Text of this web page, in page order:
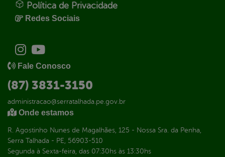
Política de Privacidade
Redes Sociais
Fale Conosco
(87) 3831-3150
administracao@serratalhada.pe.gov.br
Onde estamos
R. Agostinho Nunes de Magalhães, 125 - Nossa Sra. da Penha,
Serra Talhada - PE, 56903-510
Segunda à Sexta-feira, das 07:30hs às 13:30hs